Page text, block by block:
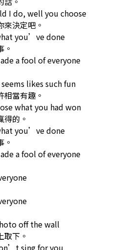
I do, well you choose
來決定吧。
you’ve done
。
a fool of everyone
likes such fun
相當有趣。
what you had won
得的。
you’ve done
。
a fool of everyone
off the wall
取下。
sing for you